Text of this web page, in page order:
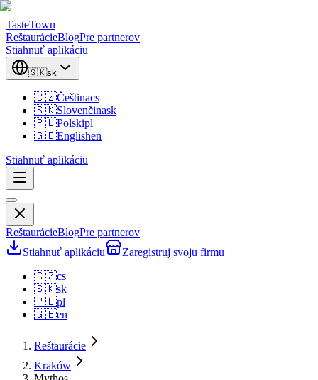
TasteTown
ReštaurácieBlogPre partnerov
Stiahnuť aplikáciu
🇸🇰sk
🇨🇿Češtinacs
🇸🇰Slovenčinask
🇵🇱Polskipl
🇬🇧Englishen
Stiahnuť aplikáciu
ReštaurácieBlogPre partnerov
Stiahnuť aplikáciu
Zaregistruj svoju firmu
🇨🇿cs
🇸🇰sk
🇵🇱pl
🇬🇧en
Reštaurácie
Kraków